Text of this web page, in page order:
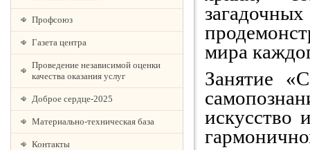
Профсоюз
Газета центра
Проведение независимой оценки
качества оказания услуг
Доброе сердце-2025
Материально-техническая база
Контакты
мира
Занятие
искусство